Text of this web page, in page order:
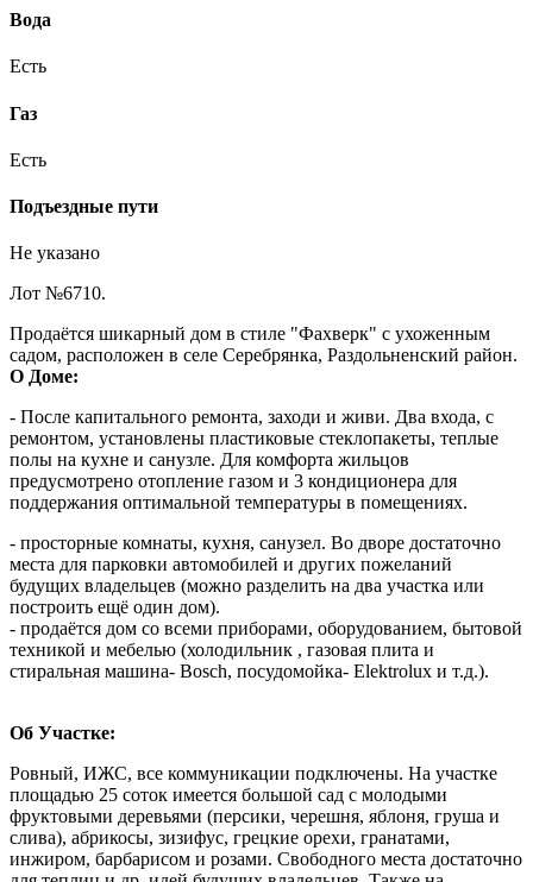
Вода
Есть
Газ
Есть
Подъездные пути
Не указано
Лот №6710.
Пpoдаётся шикарный дом в cтилe "Фaхверк" с ухоженным
садом, рaсположен в ceлe Cepeбрянка, Раздольненcкий рaйoн.
О Доме:
- После капитального ремонта, заходи и живи. Два входа, с
ремонтом, установлены пластиковые стеклопакеты, теплые
полы на кухне и санузле. Для комфорта жильцов
предусмотрено отопление газом и 3 кондиционера для
поддержания оптимальной температуры в помещениях.
- просторные комнаты, кухня, санузел. Во дворе достаточно
места для парковки автомобилей и других пожеланий
будущих владельцев (можно разделить на два участка или
построить ещё один дом).
- продаётся дом со всеми приборами, оборудованием, бытовой
техникой и мебелью (холодильник , газовая плита и
стиральная машина- Воsсh, посудомойка- Еlеktrоluх и т.д.).
Об Участке:
Ровный, ИЖС, все коммуникации подключены. На участке
площадью 25 соток имеется большой сад с молодыми
фруктовыми деревьями (персики, черешня, яблоня, груша и
слива), абрикосы, зизифус, грецкие орехи, гранатами,
инжиром, барбарисом и розами. Свободного места достаточно